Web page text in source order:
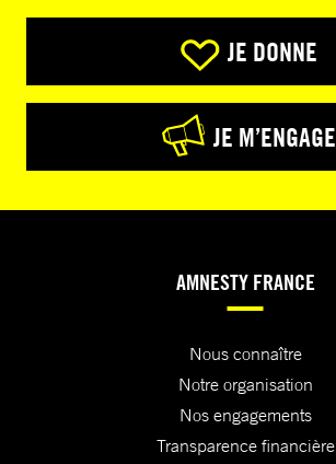
JE DONNE
JE M’ENGAGE
AMNESTY FRANCE
Nous connaître
Notre organisation
Nos engagements
Transparence financière